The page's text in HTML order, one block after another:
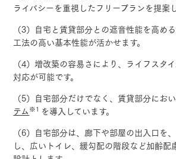
ライバシーを重視したフリープランを提案し
（3）自宅と賃貸部分との遮音性能を高め
工法の高い基本性能が活かせます。
（4）増改築の容易さにより、ライフスタ
対応が可能です。
（5）自宅部分だけでなく、賃貸部分にお
テム※1 を導入しています。
（6）自宅部分は、廊下や部屋の出入口を
し、広いトイレ、緩勾配の階段など加齢配